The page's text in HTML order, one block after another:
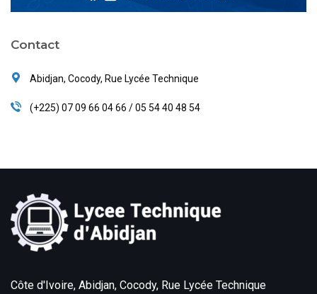
Contact
Abidjan, Cocody, Rue Lycée Technique
(+225) 07 09 66 04 66 / 05 54 40 48 54
Côte d'Ivoire, Abidjan, Cocody, Rue Lycée Technique